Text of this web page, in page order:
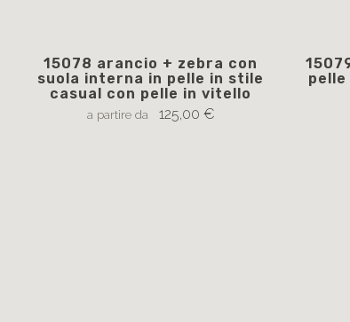
15078 arancio + zebra con
suola interna in pelle in stile
casual con pelle in vitello
a partire da 125,00 €